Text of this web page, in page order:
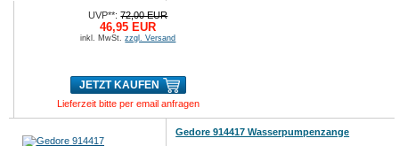
UVP**:72,00 EUR
46,95 EUR
inkl. MwSt.zzgl. Versand
JETZT KAUFEN
Lieferzeit bitte per email anfragen
Gedore 914417 Wasserpumpenzange